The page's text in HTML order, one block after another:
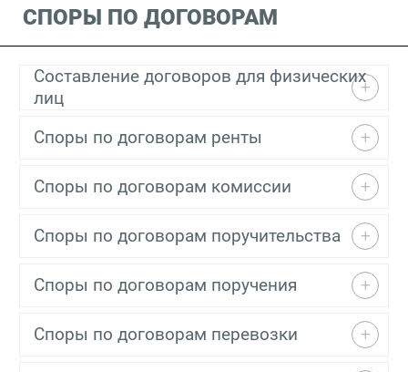
СПОРЫ ПО ДОГОВОРАМ
Составление договоров для физических
лиц
Споры по договорам ренты
Споры по договорам комиссии
Споры по договорам поручительства
Споры по договорам поручения
Споры по договорам перевозки